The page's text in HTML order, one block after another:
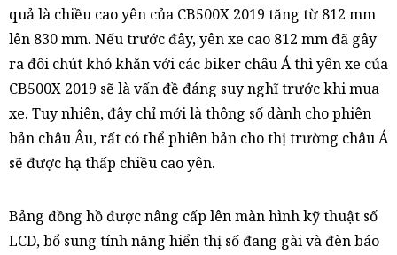
quả là chiều cao yên của CB500X 2019 tăng từ 812 mm
lên 830 mm. Nếu trước đây, yên xe cao 812 mm đã gây
ra đôi chút khó khăn với các biker châu Á thì yên xe của
CB500X 2019 sẽ là vấn đề đáng suy nghĩ trước khi mua
xe. Tuy nhiên, đây chỉ mới là thông số dành cho phiên
bản châu Âu, rất có thể phiên bản cho thị trường châu Á
sẽ được hạ thấp chiều cao yên.
Bảng đồng hồ được nâng cấp lên màn hình kỹ thuật số
LCD, bổ sung tính năng hiển thị số đang gài và đèn báo